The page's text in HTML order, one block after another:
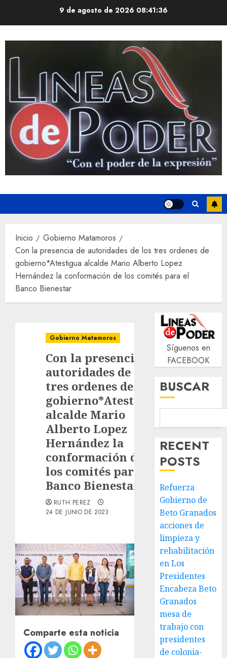
9 de agosto de 2026 08:41:37
Inicio
Gobierno Matamoros
Con la presencia de autoridades de los tres ordenes de
gobierno*Atestigua alcalde Mario Alberto Lopez
Hernández la conformación de los comités para el
Banco Bienestar
Gobierno Matamoros
Con la presencia de
autoridades de los
tres ordenes de
gobierno*Atestigua
alcalde Mario
Alberto Lopez
Hernández la
conformación de
los comités para el
Banco Bienestar
RUTH PEREZ
24 DE JUNIO DE 2023
Comparte esta noticia
Síguenos en
FACEBOOK
BUSCAR
RECENT
POSTS
Refuerza
Gobierno de
Beto Granados
acciones de
limpieza y
rehabilitación
en Los
Presidentes
Encabeza Beto
Granados
mesa de
trabajo con
presidentes
de colonia-